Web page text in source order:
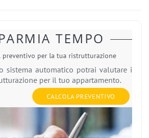
TEMPO
preventivo per la tua ristrutturazione
sistema automatico potrai valutare i
per il tuo appartamento.
CALCOLA PREVENTIVO